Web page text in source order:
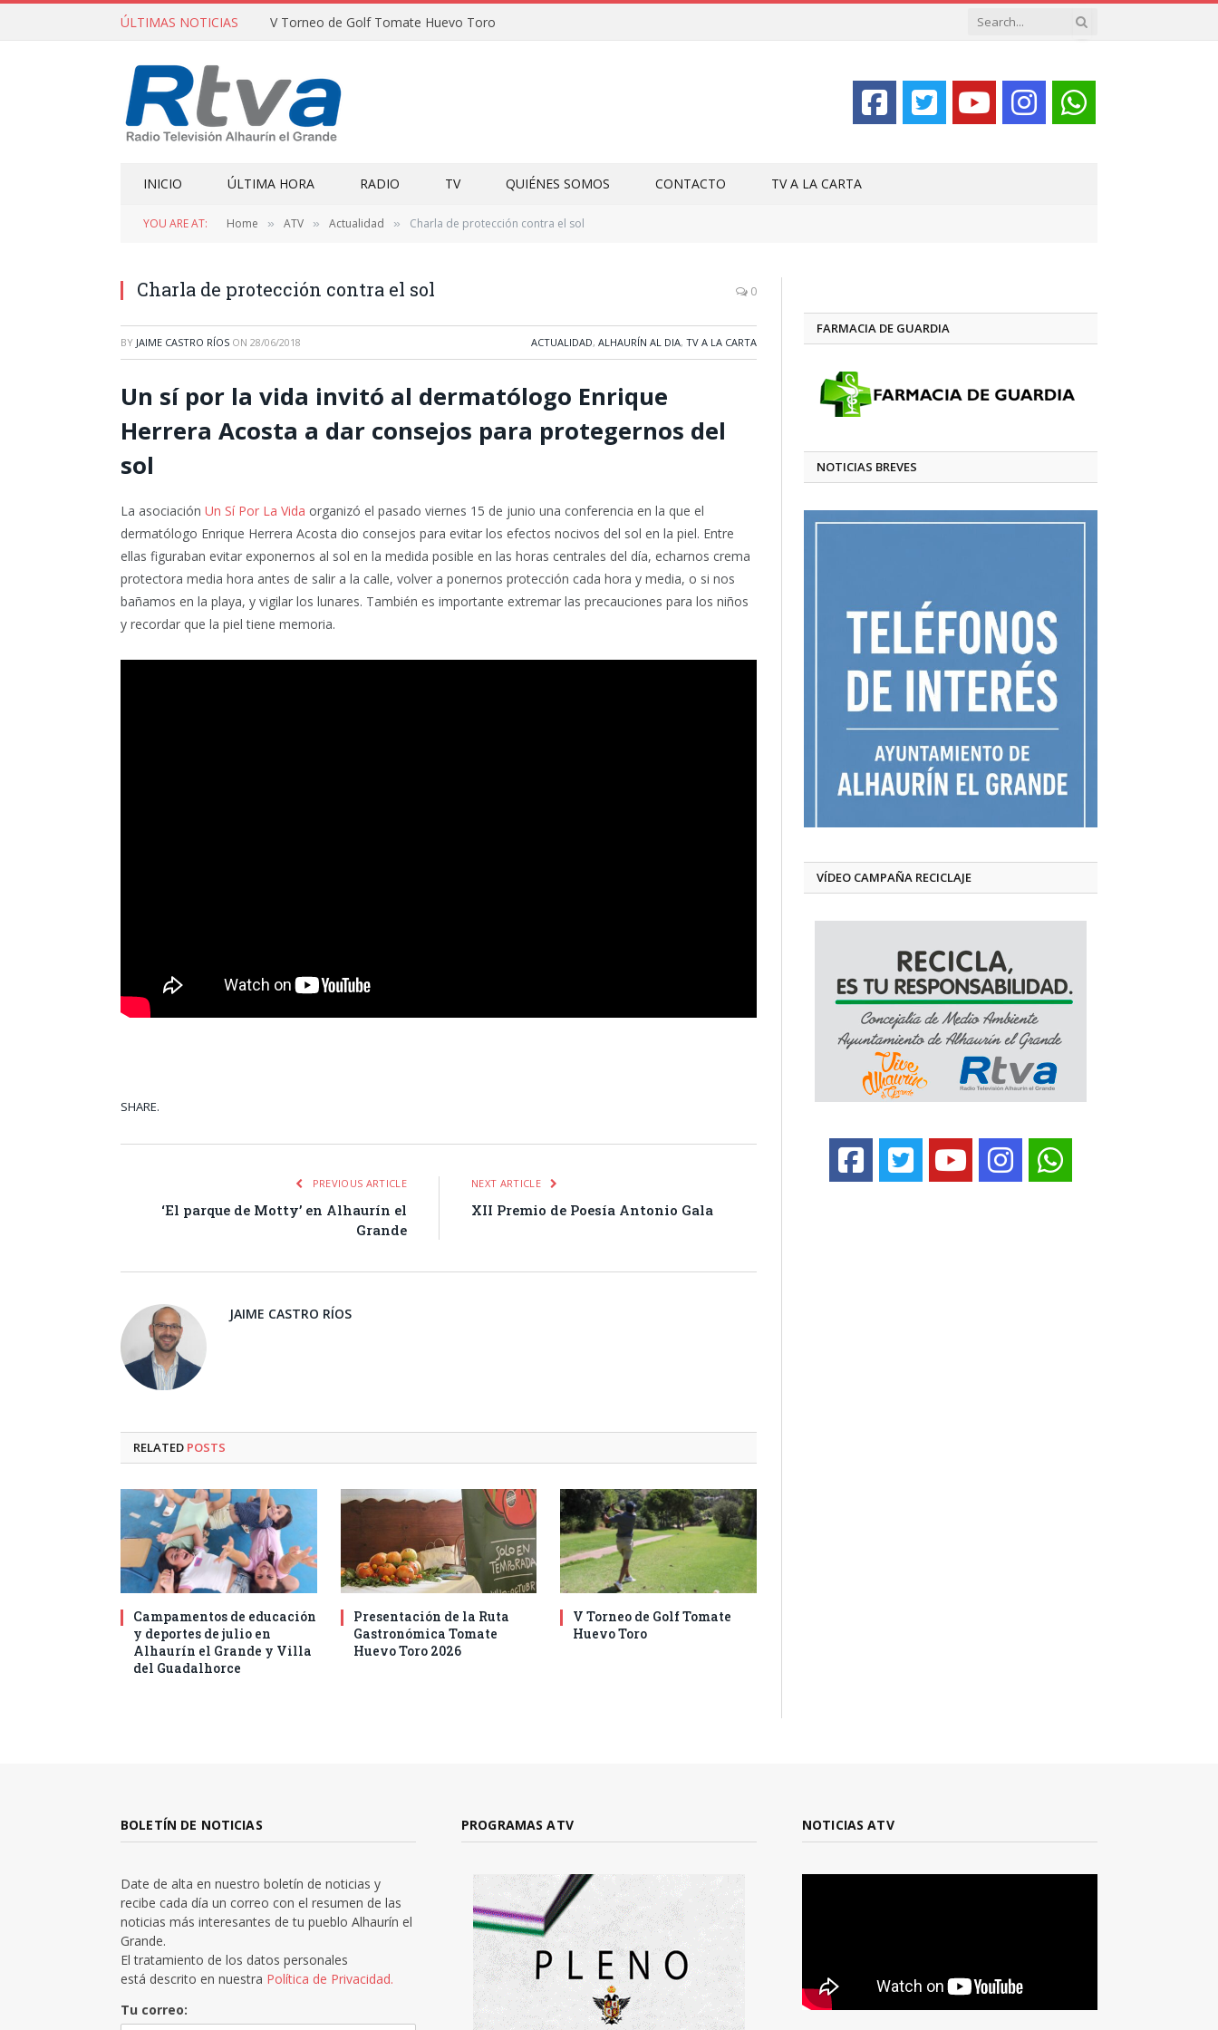
ÚLTIMAS NOTICIAS V Torneo de Golf Tomate Huevo Toro
INICIO ÚLTIMA HORA RADIO TV QUIÉNES SOMOS CONTACTO TV A LA CARTA
YOU ARE AT: Home » ATV » Actualidad » Charla de protección contra el sol
Charla de protección contra el sol 0
BY JAIME CASTRO RÍOS ON 28/06/2018 ACTUALIDAD, ALHAURÍN AL DIA, TV A LA CARTA
Un sí por la vida invitó al dermatólogo Enrique
Herrera Acosta a dar consejos para protegernos del
sol
La asociación Un Sí Por La Vida organizó el pasado viernes 15 de junio una conferencia en la que el
dermatólogo Enrique Herrera Acosta dio consejos para evitar los efectos nocivos del sol en la piel. Entre
ellas figuraban evitar exponernos al sol en la medida posible en las horas centrales del día, echarnos crema
protectora media hora antes de salir a la calle, volver a ponernos protección cada hora y media, o si nos
bañamos en la playa, y vigilar los lunares. También es importante extremar las precauciones para los niños
y recordar que la piel tiene memoria.
SHARE.
PREVIOUS ARTICLE
‘El parque de Motty’ en Alhaurín el
Grande
NEXT ARTICLE
XII Premio de Poesía Antonio Gala
JAIME CASTRO RÍOS
RELATED POSTS
Campamentos de educación
y deportes de julio en
Alhaurín el Grande y Villa
del Guadalhorce
Presentación de la Ruta
Gastronómica Tomate
Huevo Toro 2026
V Torneo de Golf Tomate
Huevo Toro
FARMACIA DE GUARDIA
NOTICIAS BREVES
VÍDEO CAMPAÑA RECICLAJE
BOLETÍN DE NOTICIAS
Date de alta en nuestro boletín de noticias y
recibe cada día un correo con el resumen de las
noticias más interesantes de tu pueblo Alhaurín el
Grande.
El tratamiento de los datos personales
está descrito en nuestra Política de Privacidad.
Tu correo:
PROGRAMAS ATV NOTICIAS ATV